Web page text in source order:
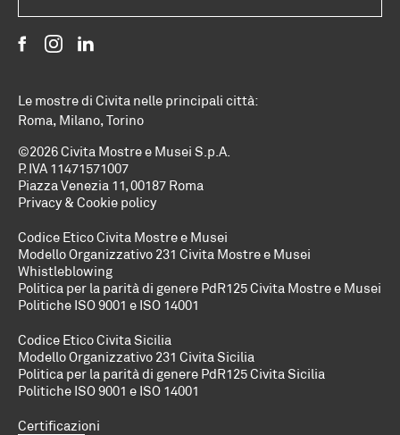
Le mostre di Civita nelle principali città:
Roma, Milano,Torino
©2026 Civita Mostre e Musei S.p.A.
P. IVA 11471571007
Piazza Venezia 11, 00187 Roma
Privacy & Cookie policy
Codice Etico Civita Mostre e Musei
Modello Organizzativo 231 Civita Mostre e Musei
Whistleblowing
Politica per la parità di genere PdR125 Civita Mostre e Musei
Politiche ISO 9001 e ISO 14001
Codice Etico Civita Sicilia
Modello Organizzativo 231 Civita Sicilia
Politica per la parità di genere PdR125 Civita Sicilia
Politiche ISO 9001 e ISO 14001
Certificazioni